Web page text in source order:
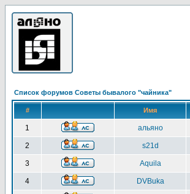
Список форумов Советы бывалого "чайника"
# Имя
1 альяно
2 s21d
3 Aquila
4 DVBuka